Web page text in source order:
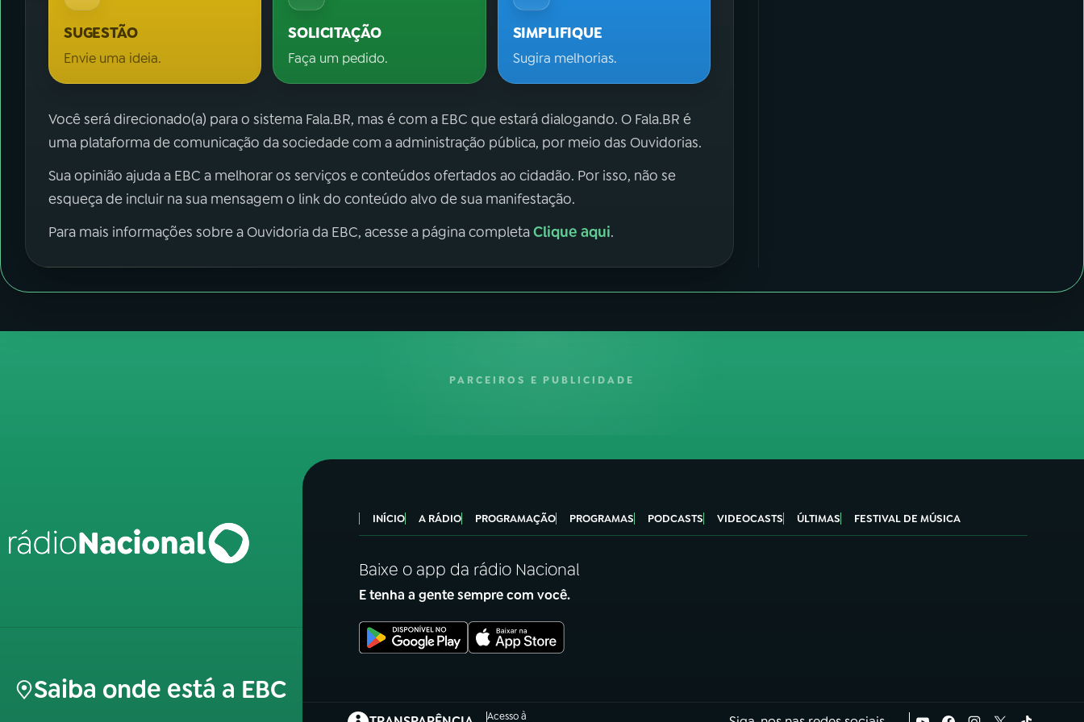
SUGESTÃO
Envie uma ideia.
SOLICITAÇÃO
Faça um pedido.
SIMPLIFIQUE
Sugira melhorias.
Você será direcionado(a) para o sistema Fala.BR, mas é com a EBC que estará dialogando. O Fala.BR é
uma plataforma de comunicação da sociedade com a administração pública, por meio das Ouvidorias.
Sua opinião ajuda a EBC a melhorar os serviços e conteúdos ofertados ao cidadão. Por isso, não se
esqueça de incluir na sua mensagem o link do conteúdo alvo de sua manifestação.
Para mais informações sobre a Ouvidoria da EBC, acesse a página completaClique aqui.
PARCEIROS E PUBLICIDADE
Saiba onde está a EBC
INÍCIO A RÁDIO PROGRAMAÇÃO PROGRAMAS PODCASTS VIDEOCASTS ÚLTIMAS FESTIVAL DE MÚSICA
Baixe o app da rádio Nacional
E tenha a gente sempre com você.
Acesso à